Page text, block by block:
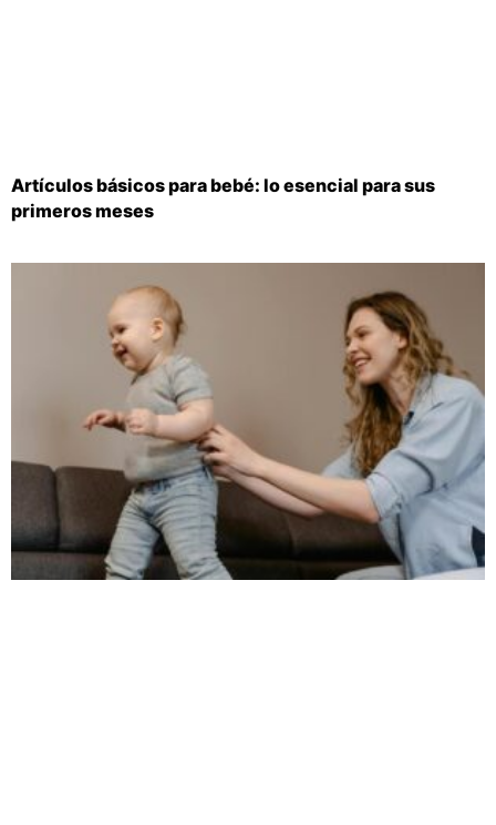
Artículos básicos para bebé: lo esencial para sus
primeros meses